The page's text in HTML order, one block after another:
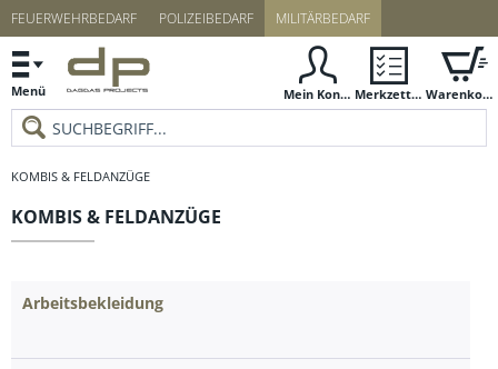
FEUERWEHRBEDARF POLIZEIBEDARF MILITÄRBEDARF
Menü Mein Konto Merkzettel Warenkorb
KOMBIS & FELDANZÜGE
KOMBIS & FELDANZÜGE
Arbeitsbekleidung